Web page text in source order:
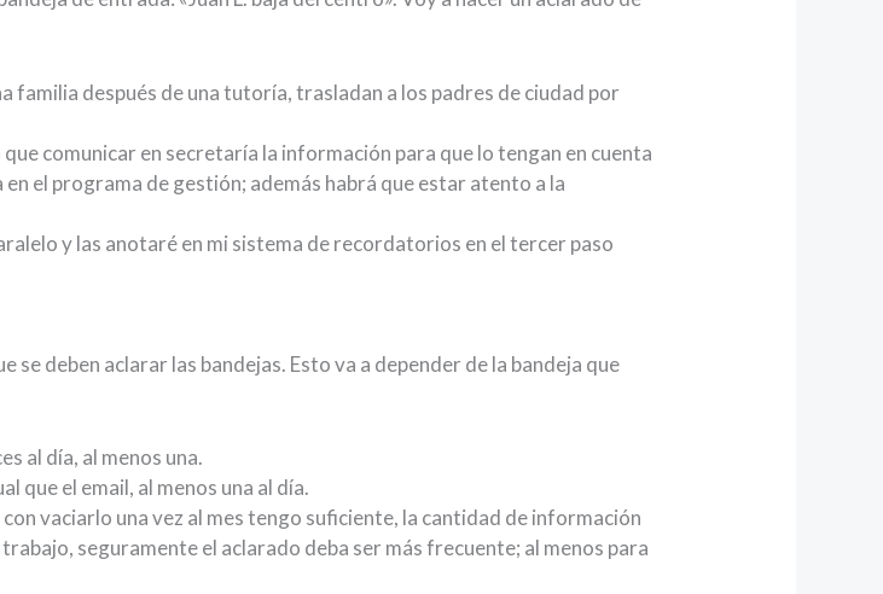
familia después de una tutoría, trasladan a los padres de ciudad por
comunicar en secretaría la información para que lo tengan en cuenta
el programa de gestión; además habrá que estar atento a la
y las anotaré en mi sistema de recordatorios en el tercer paso
deben aclarar las bandejas. Esto va a depender de la bandeja que
al día, al menos una.
que el email, al menos una al día.
vaciarlo una vez al mes tengo suficiente, la cantidad de información
seguramente el aclarado deba ser más frecuente; al menos para